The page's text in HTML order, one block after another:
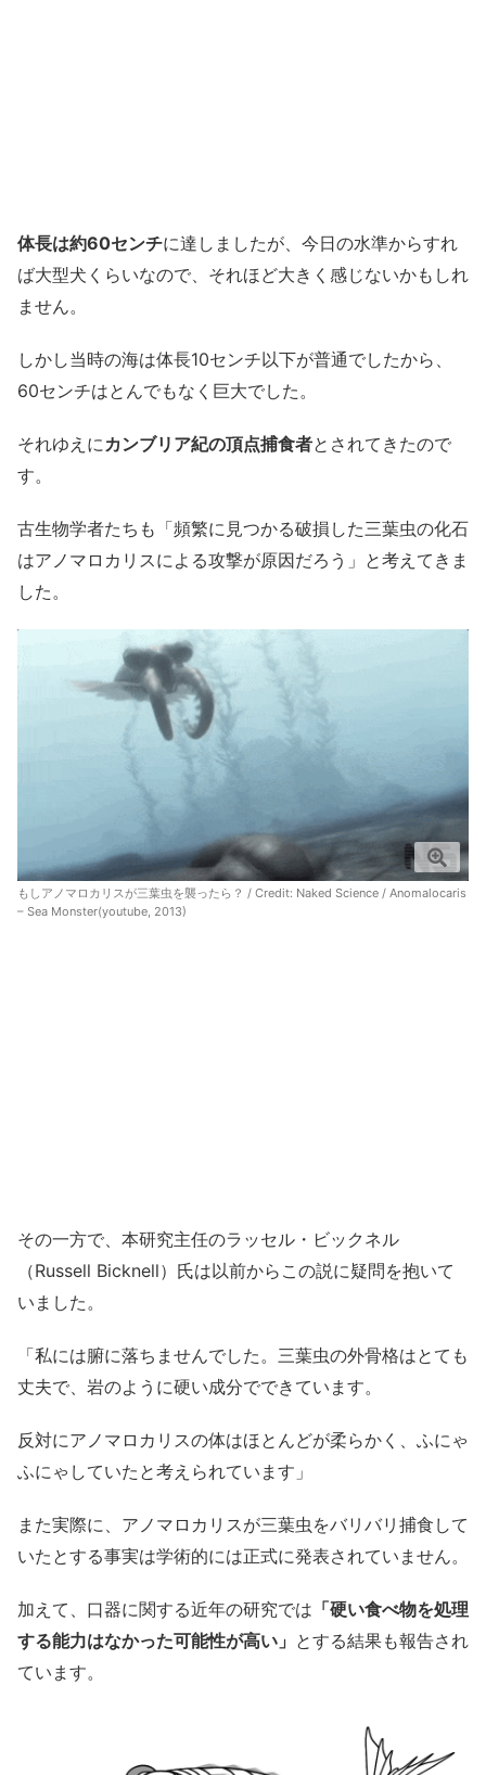
体長は約60センチに達しましたが、今日の水準からすれ
ば大型犬くらいなので、それほど大きく感じないかもしれ
ません。
しかし当時の海は体長10センチ以下が普通でしたから、
60センチはとんでもなく巨大でした。
それゆえにカンブリア紀の頂点捕食者とされてきたので
す。
古生物学者たちも「頻繁に見つかる破損した三葉虫の化石
はアノマロカリスによる攻撃が原因だろう」と考えてきま
した。
もしアノマロカリスが三葉虫を襲ったら？ / Credit: Naked Science / Anomalocaris
– Sea Monster(youtube, 2013)
その一方で、本研究主任のラッセル・ビックネル
（Russell Bicknell）氏は以前からこの説に疑問を抱いて
いました。
「私には腑に落ちませんでした。三葉虫の外骨格はとても
丈夫で、岩のように硬い成分でできています。
反対にアノマロカリスの体はほとんどが柔らかく、ふにゃ
ふにゃしていたと考えられています」
また実際に、アノマロカリスが三葉虫をバリバリ捕食して
いたとする事実は学術的には正式に発表されていません。
加えて、口器に関する近年の研究では 「硬い食べ物を処理
する能力はなかった可能性が高い」 とする結果も報告され
ています。